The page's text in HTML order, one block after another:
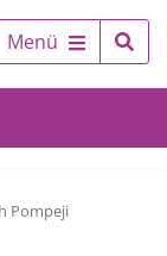
Menü
Pompeji